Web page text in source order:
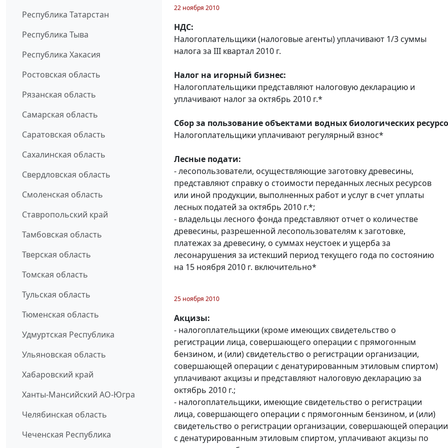
Республика Татарстан
Республика Тыва
Республика Хакасия
Ростовская область
Рязанская область
Самарская область
Саратовская область
Сахалинская область
Свердловская область
Смоленская область
Ставропольский край
Тамбовская область
Тверская область
Томская область
Тульская область
Тюменская область
Удмуртская Республика
Ульяновская область
Хабаровский край
Ханты-Мансийский АО-Югра
Челябинская область
Чеченская Республика
22 ноября 2010
НДС:
Налогоплательщики (налоговые агенты) уплачивают 1/3 суммы
налога за III квартал 2010 г.
Налог на игорный бизнес:
Налогоплательщики представляют налоговую декларацию и
уплачивают налог за октябрь 2010 г.*
Сбор за пользование объектами водных биологических
Налогоплательщики уплачивают регулярный взнос*
Лесные подати:
- лесопользователи, осуществляющие заготовку древесины,
представляют справку о стоимости переданных лесных ресурсов
или иной продукции, выполненных работ и услуг в счет уплаты
лесных податей за октябрь 2010 г.*;
- владельцы лесного фонда представляют отчет о количестве
древесины, разрешенной лесопользователям к заготовке,
платежах за древесину, о суммах неустоек и ущерба за
лесонарушения за истекший период текущего года по состоянию
на 15 ноября 2010 г. включительно*
25 ноября 2010
Акцизы:
- налогоплательщики (кроме имеющих свидетельство о
регистрации лица, совершающего операции с прямогонным
бензином, и (или) свидетельство о регистрации организации,
совершающей операции с денатурированным этиловым спиртом)
уплачивают акцизы и представляют налоговую декларацию за
октябрь 2010 г.;
- налогоплательщики, имеющие свидетельство о регистрации
лица, совершающего операции с прямогонным бензином, и (или)
свидетельство о регистрации организации, совершающей операции
с денатурированным этиловым спиртом, уплачивают акцизы по